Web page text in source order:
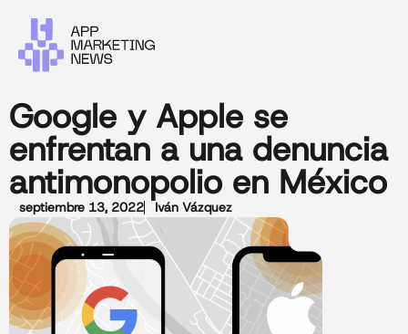
Google y Apple se
enfrentan a una denuncia
antimonopolio en México
septiembre 13, 2022 Iván Vázquez